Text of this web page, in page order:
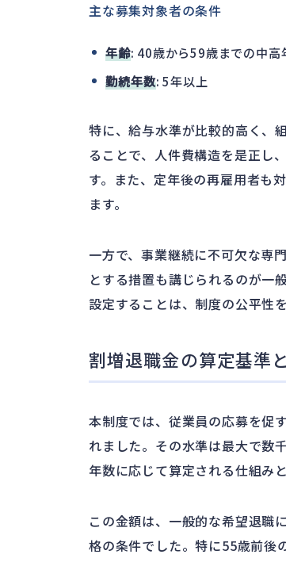
主な募集対象者の条件
年齢: 40歳から59歳までの中
勤続年数: 5年以上
特に、給与水準が比較的高く、
ることで、人件費構造を是正し
す。また、定年後の再雇用者も
ます。
一方で、事業継続に不可欠な専
とする措置も講じられるのが一
設定することは、制度の公平性
割増退職金の算定基準
本制度では、従業員の応募を促
れました。その水準は最大で数
年数に応じて算定される仕組み
この金額は、一般的な希望退職
格の条件でした。特に55歳前後